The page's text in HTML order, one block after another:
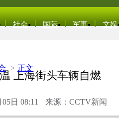
社会 国际 军事 文娱
> 正文
上海街头车辆自燃
日 08:11 来源：CCTV新闻